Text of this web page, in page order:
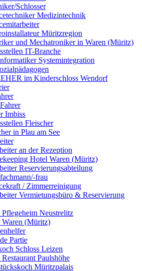
Schlosser
Medizintechnik
Müritzregion
und Mechatroniker in Waren (Müritz)
IT-Branche
Systemintegration
im Kinderschloss Wendorf
Imbiss
Fleischer
in Plau am See
an der Rezeption
Hotel Waren (Müritz)
Reservierungsabteilung
frau
/ Zimmerreinigung
Vermietungsbüro & Reservierung
Neustrelitz
(Müritz)
Partie
Schloss Leizen
Paulshöhe
Müritzpalais